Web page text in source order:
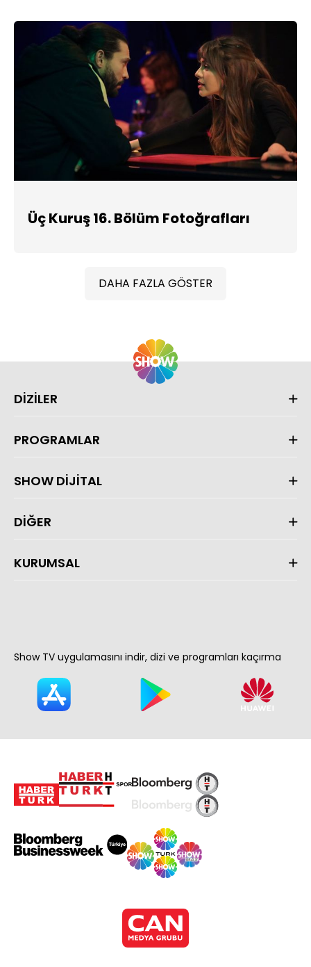
Üç Kuruş 16. Bölüm Fotoğrafları
DAHA FAZLA GÖSTER
DİZİLER
PROGRAMLAR
SHOW DİJİTAL
DİĞER
KURUMSAL
Show TV uygulamasını indir, dizi ve programları kaçırma